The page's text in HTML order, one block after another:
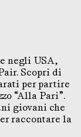
negli USA,
Scopri di
per partire
“Alla Pari”.
giovani che
raccontare la